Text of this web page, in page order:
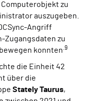
zu
auszugeben.
Angriff
Zugangsdaten zu
konnten .9
die Einheit 42
über die
Stately Taurus,